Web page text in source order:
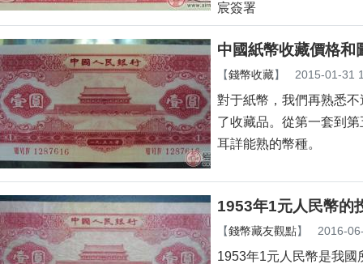
宸簽署
中國紙幣收藏價格和
【錢幣收藏】 2015-01-31
對于紙幣，我們再熟悉不
了收藏品。從第一套
耳詳能熟的幣種。
1953年1元人民幣的
【錢幣藏友觀點】 2016-
1953年1元人民幣是我國